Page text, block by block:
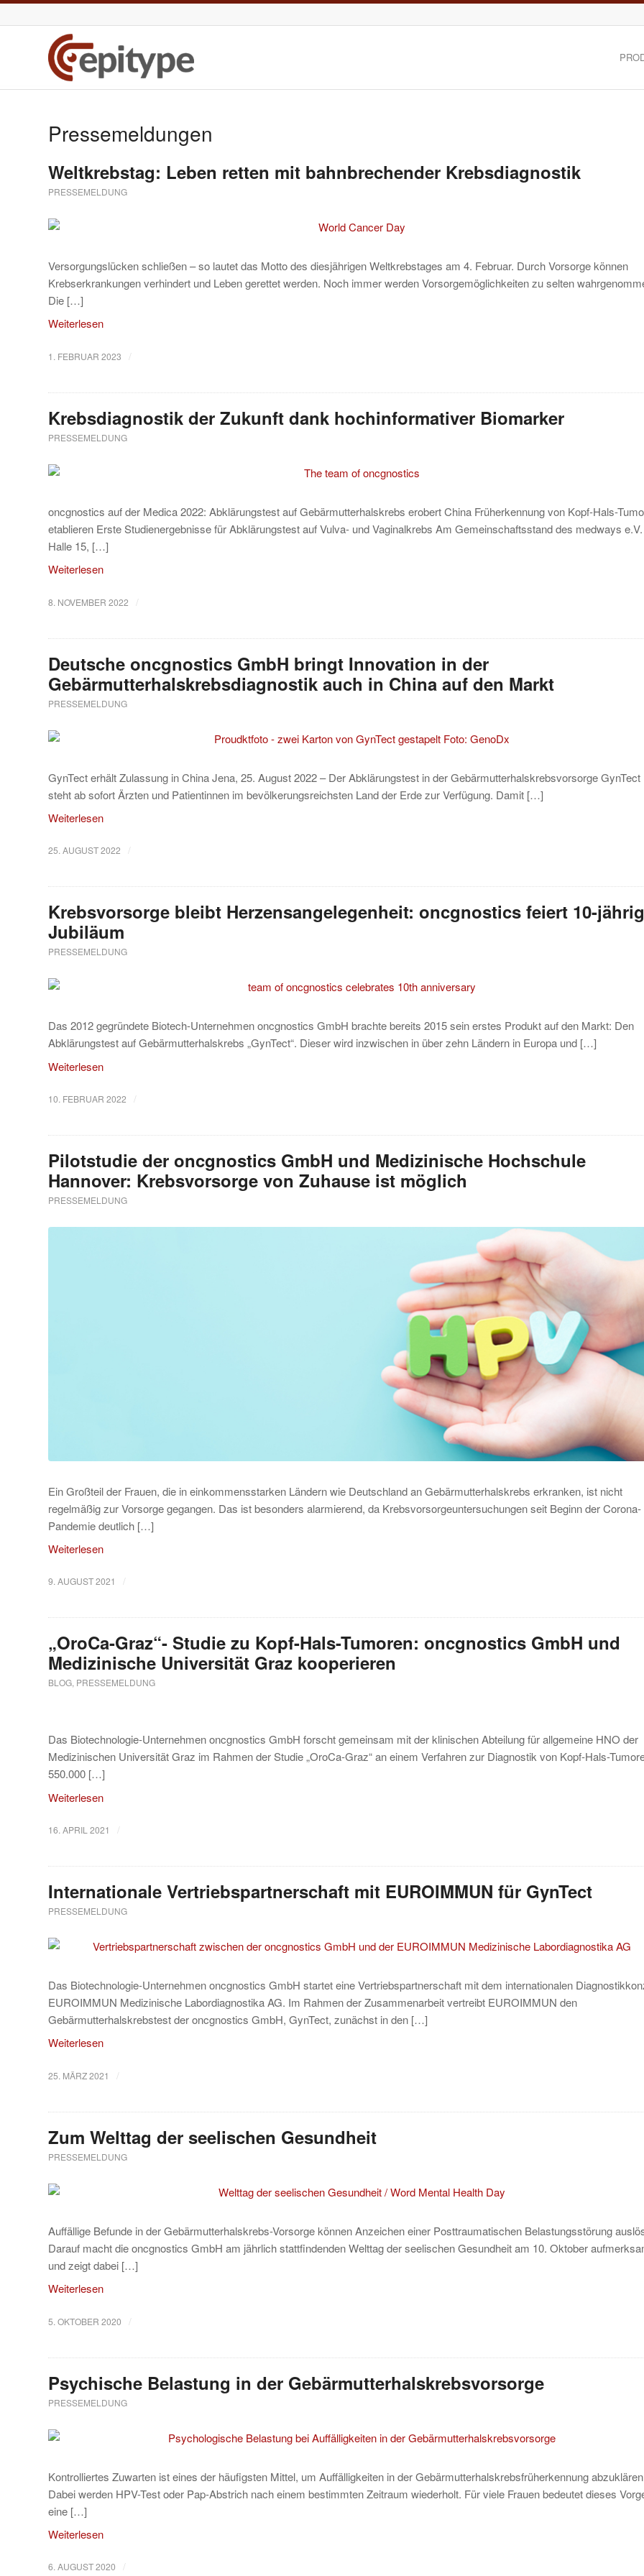
Pressemeldungen
Weltkrebstag: Leben retten mit bahnbrechender Krebsdiagnostik
PRESSEMELDUNG
Versorgungslücken schließen – so lautet das Motto des diesjährigen Weltkrebstages am 4. Februar. Durch Vorsorge können
Krebserkrankungen verhindert und Leben gerettet werden. Noch immer werden Vorsorgemöglichkeiten zu selten
Die […]
Weiterlesen
1. FEBRUAR 2023 /
Krebsdiagnostik der Zukunft dank hochinformativer Biomarker
PRESSEMELDUNG
oncgnostics auf der Medica 2022: Abklärungstest auf Gebärmutterhalskrebs erobert China Früherkennung von Kopf-Hals-
etablieren Erste Studienergebnisse für Abklärungstest auf Vulva- und Vaginalkrebs Am Gemeinschaftsstand des medways
Halle 15, […]
Weiterlesen
8. NOVEMBER 2022 /
Deutsche oncgnostics GmbH bringt Innovation in der
Gebärmutterhalskrebsdiagnostik auch in China auf den Markt
PRESSEMELDUNG
GynTect erhält Zulassung in China Jena, 25. August 2022 – Der Abklärungstest in der Gebärmutterhalskrebsvorsorge GynTect
steht ab sofort Ärzten und Patientinnen im bevölkerungsreichsten Land der Erde zur Verfügung. Damit […]
Weiterlesen
25. AUGUST 2022 /
Krebsvorsorge bleibt Herzensangelegenheit: oncgnostics feiert 10-
Jubiläum
PRESSEMELDUNG
Das 2012 gegründete Biotech-Unternehmen oncgnostics GmbH brachte bereits 2015 sein erstes Produkt auf den Markt: Den
Abklärungstest auf Gebärmutterhalskrebs „GynTect“. Dieser wird inzwischen in über zehn Ländern in Europa und […]
Weiterlesen
10. FEBRUAR 2022 /
Pilotstudie der oncgnostics GmbH und Medizinische Hochschule
Hannover: Krebsvorsorge von Zuhause ist möglich
PRESSEMELDUNG
Ein Großteil der Frauen, die in einkommensstarken Ländern wie Deutschland an Gebärmutterhalskrebs erkranken, ist nicht
regelmäßig zur Vorsorge gegangen. Das ist besonders alarmierend, da Krebsvorsorgeuntersuchungen seit Beginn der Corona-
Pandemie deutlich […]
Weiterlesen
9. AUGUST 2021 /
„OroCa-Graz“- Studie zu Kopf-Hals-Tumoren: oncgnostics GmbH und
Medizinische Universität Graz kooperieren
BLOG, PRESSEMELDUNG
Das Biotechnologie-Unternehmen oncgnostics GmbH forscht gemeinsam mit der klinischen Abteilung für allgemeine HNO der
Medizinischen Universität Graz im Rahmen der Studie „OroCa-Graz“ an einem Verfahren zur Diagnostik von Kopf-Hals-
550.000 […]
Weiterlesen
16. APRIL 2021 /
Internationale Vertriebspartnerschaft mit EUROIMMUN für GynTect
PRESSEMELDUNG
Das Biotechnologie-Unternehmen oncgnostics GmbH startet eine Vertriebspartnerschaft mit dem internationalen
EUROIMMUN Medizinische Labordiagnostika AG. Im Rahmen der Zusammenarbeit vertreibt EUROIMMUN den
Gebärmutterhalskrebstest der oncgnostics GmbH, GynTect, zunächst in den […]
Weiterlesen
25. MÄRZ 2021 /
Zum Welttag der seelischen Gesundheit
PRESSEMELDUNG
Auffällige Befunde in der Gebärmutterhalskrebs-Vorsorge können Anzeichen einer Posttraumatischen Belastungsstörung
Darauf macht die oncgnostics GmbH am jährlich stattfindenden Welttag der seelischen Gesundheit am 10. Oktober
und zeigt dabei […]
Weiterlesen
5. OKTOBER 2020 /
Psychische Belastung in der Gebärmutterhalskrebsvorsorge
PRESSEMELDUNG
Kontrolliertes Zuwarten ist eines der häufigsten Mittel, um Auffälligkeiten in der Gebärmutterhalskrebsfrüherkennung
Dabei werden HPV-Test oder Pap-Abstrich nach einem bestimmten Zeitraum wiederholt. Für viele Frauen bedeutet dieses
eine […]
Weiterlesen
6. AUGUST 2020 /